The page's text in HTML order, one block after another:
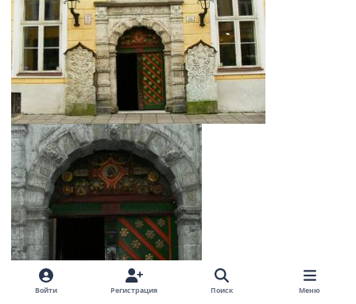
Войти Регистрация Поиск Меню